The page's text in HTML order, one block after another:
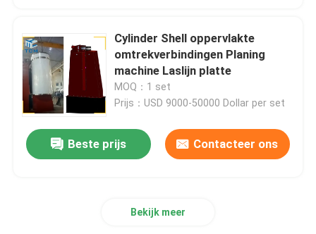
Cylinder Shell oppervlakte
omtrekverbindingen Planing
machine Laslijn platte
MOQ：1 set
Prijs：USD 9000-50000 Dollar per set
Beste prijs Contacteer ons
Bekijk meer